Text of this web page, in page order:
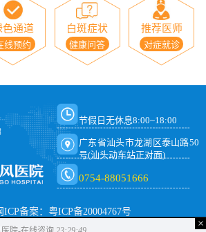
色通道
线预约
白斑症状
健康问答
推荐医师
对症就诊
节假日无休息8:00~18:00
广东省汕头市龙湖区泰山路50
号(汕头动车站正对面)
0754-88051666
ICP备案：粤ICP备20004767号
×